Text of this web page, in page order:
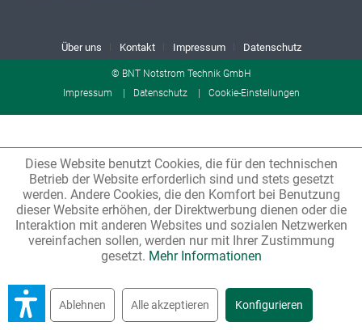
Über uns Kontakt Impressum Datenschutz
© BNT Notstrom Technik GmbH
Impressum
Datenschutz Cookie-Einstellungen
Diese Website benutzt Cookies, die für den technischen
Betrieb der Website erforderlich sind und stets gesetzt
werden. Andere Cookies, die den Komfort bei Benutzung
dieser Website erhöhen, der Direktwerbung dienen oder die
Interaktion mit anderen Websites und sozialen Netzwerken
vereinfachen sollen, werden nur mit Ihrer Zustimmung
gesetzt. Mehr Informationen
Ablehnen Alle akzeptieren Konfigurieren